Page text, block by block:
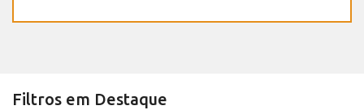
Filtros em Destaque